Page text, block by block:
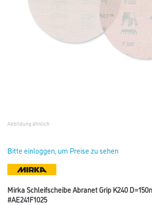
Abbildung ähnlich
Bitte einloggen, um Preise zu sehen
Mirka Schleifscheibe Abranet Grip K240
#AE241F1025